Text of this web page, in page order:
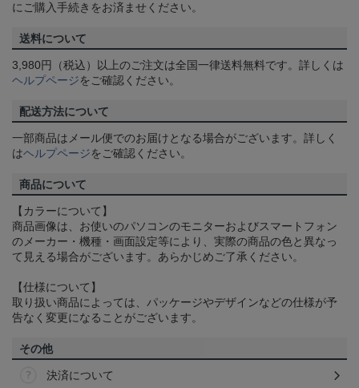
にご購入手続きをお済ませください。
送料について
3,980円（税込）以上のご注文は全国一律送料無料です。詳しくは
ヘルプページをご確認ください。
配送方法について
一部商品はメール便でのお届けとなる場合がございます。詳しく
はヘルプページをご確認ください。
商品について
【カラーについて】
商品画像は、お使いのパソコンのモニターおよびスマートフォン
のメーカー・機種・画面設定等により、実際の商品の色と異なっ
て見える場合がございます。あらかじめご了承ください。
【仕様について】
取り扱い商品によっては、パッケージやデザインなどの仕様が予
告なく変更になることがございます。
その他
決済について